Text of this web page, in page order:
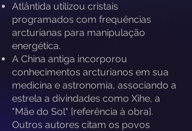
Atlântida utilizou cristais
programados com frequências
arcturianas para manipulação
energética.
A China antiga incorporou
conhecimentos arcturianos em sua
medicina e astronomia, associando a
estrela a divindades como Xihe, a
"Mãe do Sol" [referência à obra].
Outros autores citam os povos